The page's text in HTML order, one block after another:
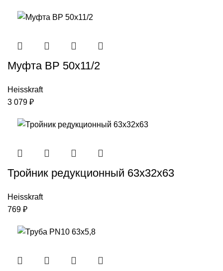
Муфта ВР 50х11/2
Heisskraft
3 079 ₽
Тройник редукционный 63х32х63
Heisskraft
769 ₽